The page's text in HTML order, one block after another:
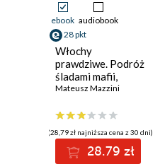
ebook audiobook
28 pkt
Włochy
prawdziwe. Podróż
śladami mafii,
migracji i kryzysów
Mateusz Mazzini
(28,79 zł najniższa cena z 30 dni)
28.79 zł